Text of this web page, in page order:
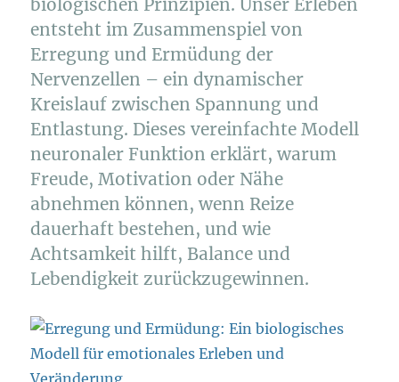
biologischen Prinzipien. Unser Erleben
entsteht im Zusammenspiel von
Erregung und Ermüdung der
Nervenzellen – ein dynamischer
Kreislauf zwischen Spannung und
Entlastung. Dieses vereinfachte Modell
neuronaler Funktion erklärt, warum
Freude, Motivation oder Nähe
abnehmen können, wenn Reize
dauerhaft bestehen, und wie
Achtsamkeit hilft, Balance und
Lebendigkeit zurückzugewinnen.